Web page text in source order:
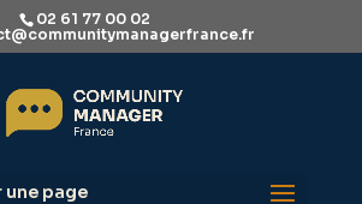
02 61 77 00 02
page